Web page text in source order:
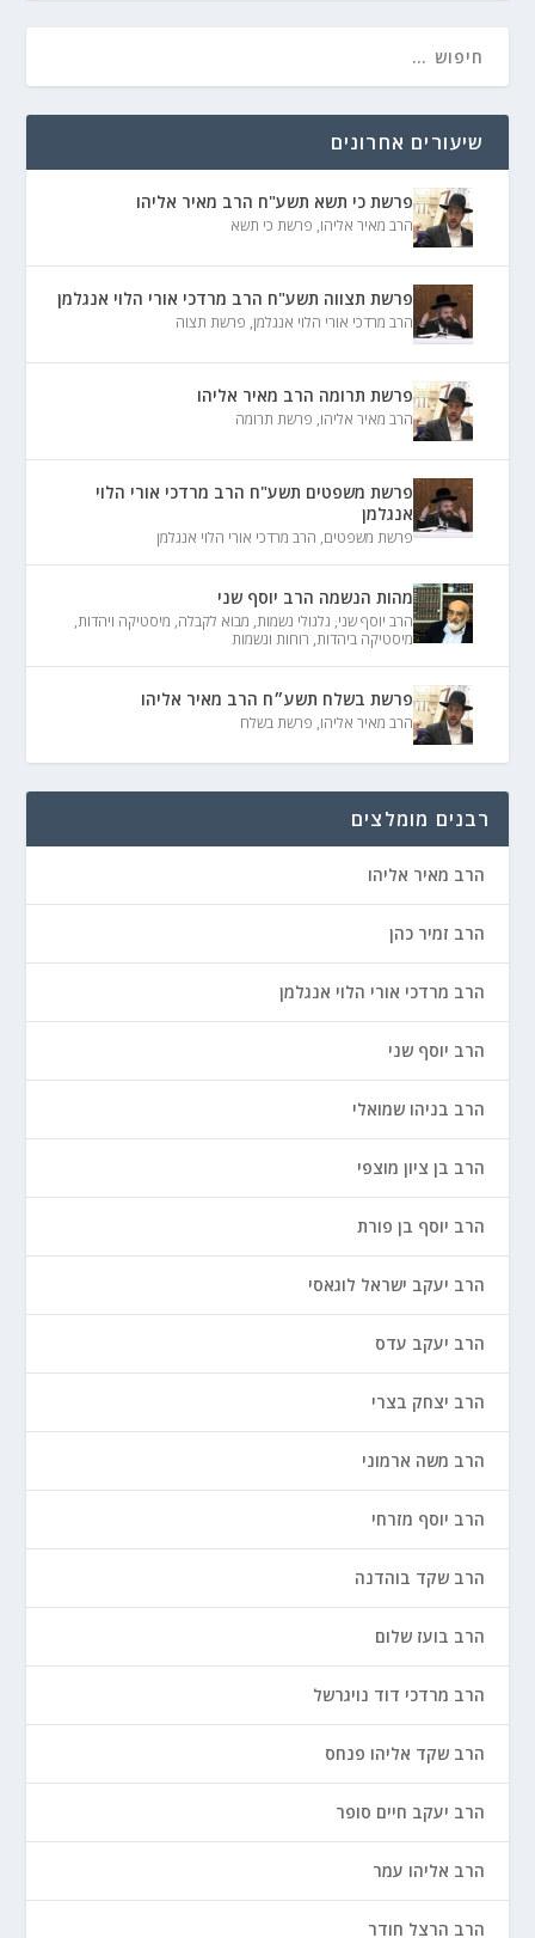
שיעורים אחרונים
פרשת כי תשא תשע"ח הרב מאיר אליהו
הרב מאיר אליהו, פרשת כי תשא
פרשת תצווה תשע"ח הרב מרדכי אורי הלוי אנגלמן
הרב מרדכי אורי הלוי אנגלמן, פרשת תצוה
פרשת תרומה הרב מאיר אליהו
הרב מאיר אליהו, פרשת תרומה
פרשת משפטים תשע"ח הרב מרדכי אורי הלוי
אנגלמן
פרשת משפטים, הרב מרדכי אורי הלוי אנגלמן
מהות הנשמה הרב יוסף שני
הרב יוסף שני, גלגולי נשמות, מבוא לקבלה, מיסטיקה ויהדות,
מיסטיקה ביהדות, רוחות ונשמות
פרשת בשלח תשע״ח הרב מאיר אליהו
הרב מאיר אליהו, פרשת בשלח
רבנים מומלצים
הרב מאיר אליהו
הרב זמיר כהן
הרב מרדכי אורי הלוי אנגלמן
הרב יוסף שני
הרב בניהו שמואלי
הרב בן ציון מוצפי
הרב יוסף בן פורת
הרב יעקב ישראל לוגאסי
הרב יעקב עדס
הרב יצחק בצרי
הרב משה ארמוני
הרב יוסף מזרחי
הרב שקד בוהדנה
הרב בועז שלום
הרב מרדכי דוד נויגרשל
הרב שקד אליהו פנחס
הרב יעקב חיים סופר
הרב אליהו עמר
הרב הרצל חודר